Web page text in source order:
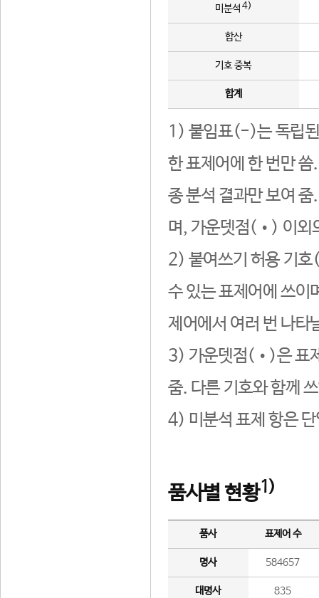
미분석 4)
합산
기호 중복
합계
1) 붙임표(-)는 독립된
한 표제어에 한 번만
종 분석 결과만 보여
며, 가운뎃점(•) 이외
2) 붙여쓰기 허용 기호
수 있는 표제어에 쓰이
제어에서 여러 번 나타
3) 가운뎃점(•)은 표
줌. 다른 기호와 함께
4) 미분석 표제 항은
품사별 현황1)
품사 표제어 수
명사 584657
대명사 835